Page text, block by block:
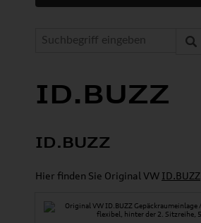
ID.BUZZ
ID.BUZZ
Hier finden Sie Original VW ID.BUZZ